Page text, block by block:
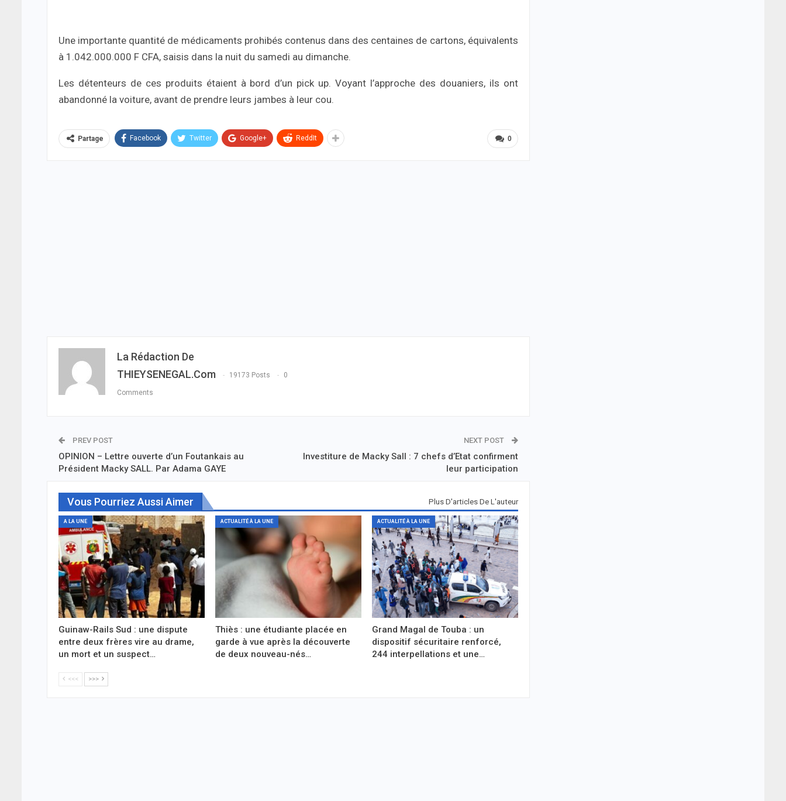
Une importante quantité de médicaments prohibés contenus dans des centaines de cartons, équivalents
à 1.042.000.000 F CFA, saisis dans la nuit du samedi au dimanche.
Les détenteurs de ces produits étaient à bord d’un pick up. Voyant l’approche des douaniers, ils ont
abandonné la voiture, avant de prendre leurs jambes à leur cou.
0
Partage Facebook Twitter Google+ ReddIt
La Rédaction De
THIEYSENEGAL.com
19173 Posts 0
Comments
PREV POST
OPINION – Lettre ouverte d’un Foutankais au
Président Macky SALL. Par Adama GAYE
NEXT POST
Investiture de Macky Sall : 7 chefs d’Etat confirment
leur participation
Vous Pourriez Aussi Aimer Plus D'articles De L'auteur
A LA UNE
Guinaw-Rails Sud : une dispute
entre deux frères vire au drame,
un mort et un suspect…
ACTUALITÉ À LA UNE
Thiès : une étudiante placée en
garde à vue après la découverte
de deux nouveau-nés…
ACTUALITÉ À LA UNE
Grand Magal de Touba : un
dispositif sécuritaire renforcé,
244 interpellations et une…
<<< >>>